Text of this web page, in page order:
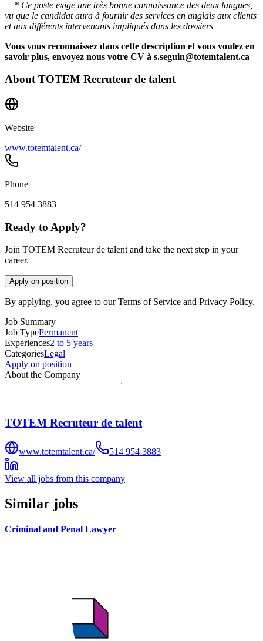
* Ce poste exige une très bonne connaissance des deux langues,
vu que le candidat aura à fournir des services en anglais aux clients
et aux différents intervenants impliqués dans les dossiers
Vous vous reconnaissez dans cette description et vous voulez en
savoir plus, envoyez nous votre CV à s.seguin@totemtalent.ca
About TOTEM Recruteur de talent
Website
www.totemtalent.ca/
Phone
514 954 3883
Ready to Apply?
Join TOTEM Recruteur de talent and take the next step in your
career.
Apply on position
By applying, you agree to our Terms of Service and Privacy Policy.
Job Summary
Job TypePermanent
Experiences2 to 5 years
CategoriesLegal
Apply on position
About the Company
TOTEM Recruteur de talent
www.totemtalent.ca/ 514 954 3883
View all jobs from this company
Similar jobs
Criminal and Penal Lawyer